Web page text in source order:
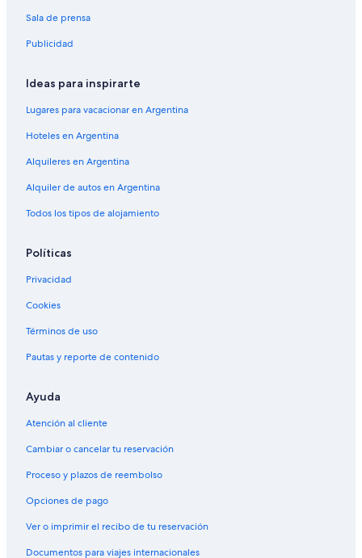
Sala de prensa
Publicidad
Ideas para inspirarte
Lugares para vacacionar en Argentina
Hoteles en Argentina
Alquileres en Argentina
Alquiler de autos en Argentina
Todos los tipos de alojamiento
Políticas
Privacidad
Cookies
Términos de uso
Pautas y reporte de contenido
Ayuda
Atención al cliente
Cambiar o cancelar tu reservación
Proceso y plazos de reembolso
Opciones de pago
Ver o imprimir el recibo de tu reservación
Documentos para viajes internacionales